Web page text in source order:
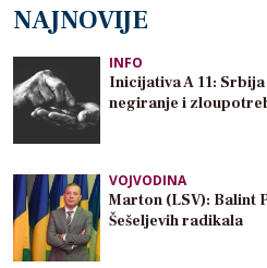
NAJNOVIJE
INFO
Inicijativa A 11:
negiranje i
VOJVODINA
Marton (LSV): Balint
Šešeljevih radikala